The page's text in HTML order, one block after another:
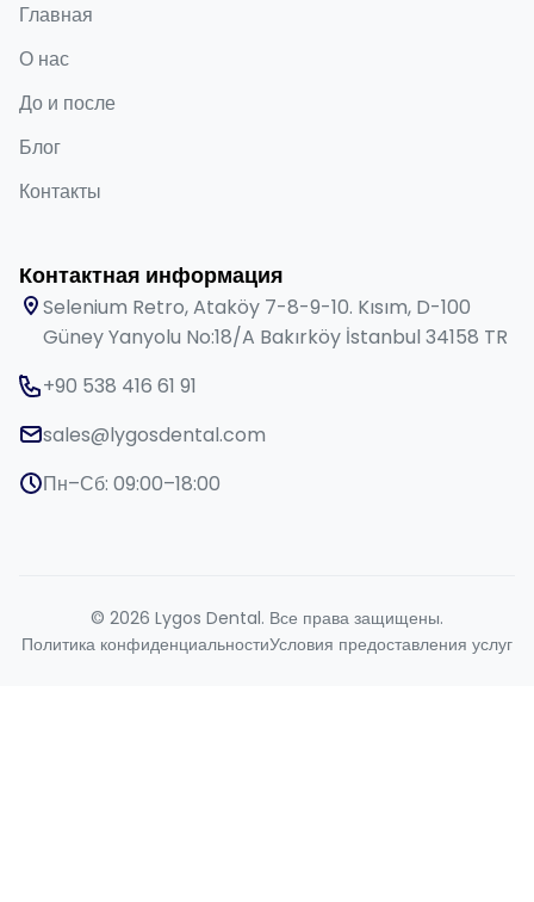
Главная
О нас
До и после
Блог
Контакты
Контактная информация
Selenium Retro, Ataköy 7-8-9-10. Kısım, D-100
Güney Yanyolu No:18/A Bakırköy İstanbul 34158 TR
+90 538 416 61 91
sales@lygosdental.com
Пн–Сб: 09:00–18:00
© 2026 Lygos Dental. Все права защищены.
Политика конфиденциальностиУсловия предоставления услуг